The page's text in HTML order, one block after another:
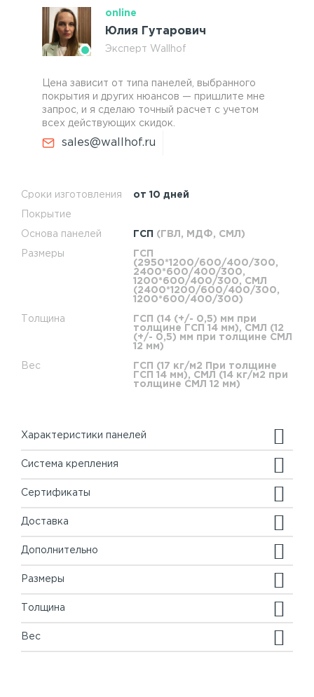
Сроки изготовления от 10 дней
Покрытие
Основа панелей ГСП (ГВЛ, МДФ, СМЛ)
Размеры
ГСП
(2950*1200/600/400/300,
2400*600/400/300,
1200*600/400/300, СМЛ
(2400*1200/600/400/300,
1200*600/400/300)
Толщина
ГСП (14 (+/- 0,5) мм при
толщине ГСП 14 мм), СМЛ (12
(+/- 0,5) мм при толщине СМЛ
12 мм)
Вес
ГСП (17 кг/м2 При толщине
ГСП 14 мм), СМЛ (14 кг/м2 при
толщине СМЛ 12 мм)
online
Юлия Гутарович
Эксперт Wallhof
Цена зависит от типа панелей, выбранного
покрытия и других нюансов — пришлите мне
запрос, и я сделаю точный расчет с учетом
всех действующих скидок.
sales@wallhof.ru
Характеристики панелей
Система крепления
Сертификаты
Доставка
Дополнительно
Размеры
Толщина
Вес